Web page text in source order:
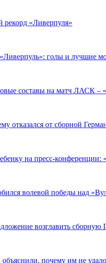
«Ливерпуля»
голы и лучшие
составы на матч ЛАСК –
отказался от сборной
на пресс-
волевой победы над
возглавить сборную
почему им не